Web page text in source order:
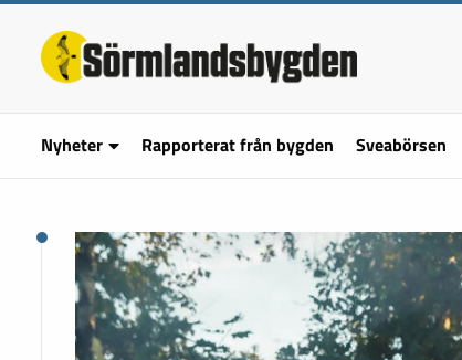
Nyheter Rapporterat från bygden Sveabörsen